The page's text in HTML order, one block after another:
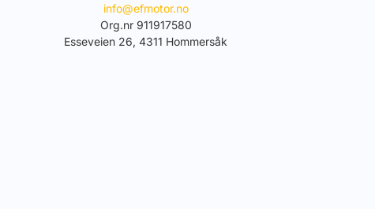
info@efmotor.no
Org.nr 911917580
Esseveien 26, 4311 Hommersåk